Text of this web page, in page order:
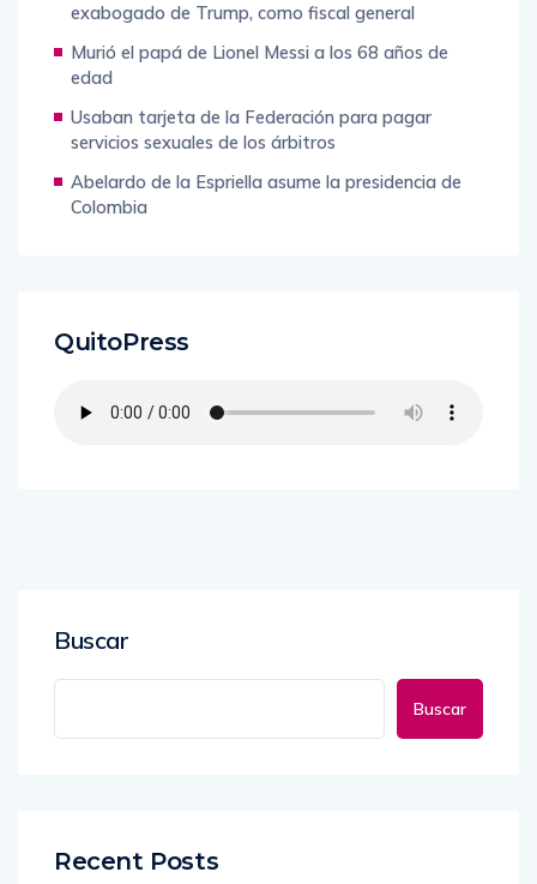
exabogado de Trump, como fiscal general
Murió el papá de Lionel Messi a los 68 años de
edad
Usaban tarjeta de la Federación para pagar
servicios sexuales de los árbitros
Abelardo de la Espriella asume la presidencia de
Colombia
QuitoPress
Buscar
Buscar
Recent Posts